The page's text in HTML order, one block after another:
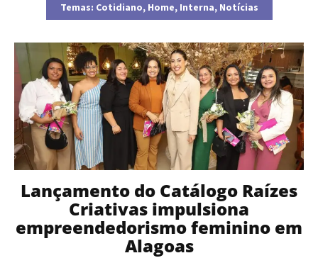
Temas: Cotidiano, Home, Interna, Notícias
Lançamento do Catálogo Raízes
Criativas impulsiona
empreendedorismo feminino em
Alagoas